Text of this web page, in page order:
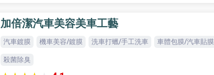
加倍潔汽車美容美車工藝
汽車鍍膜 機車美容/鍍膜 洗車打蠟/手工洗車 車體包膜/汽車貼膜
殺菌除臭